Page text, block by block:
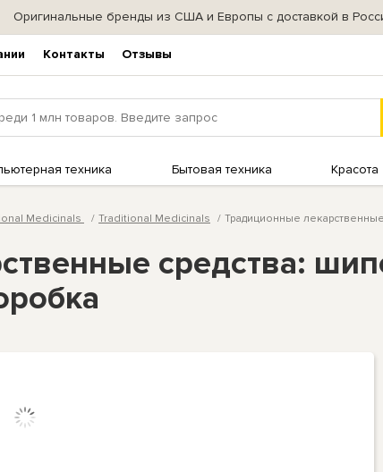
Оригинальные бренды из США и Европы с доставкой в
Контакты Отзывы
техника Бытовая техника Красота
Medicinals Traditional Medicinals Традиционные
средства: